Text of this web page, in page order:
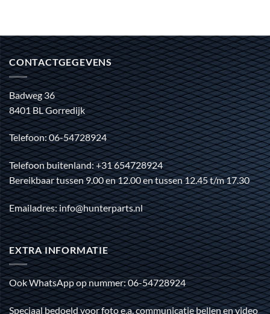
CONTACTGEGEVENS
Badweg 36
8401 BL Gorredijk
Telefoon: 06-54728924
Telefoon buitenland: +31 654728924
Bereikbaar tussen 9.00 en 12.00 en tussen 12.45 t/m 17.30
Emailadres: info@hunterparts.nl
EXTRA INFORMATIE
Ook WhatsApp op nummer: 06-54728924
Speciaal bedoeld voor foto e.a. communicatie bellen en video